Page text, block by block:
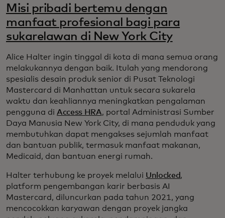
Misi pribadi bertemu dengan
manfaat profesional bagi para
sukarelawan di New York City
Alice Halter ingin tinggal di kota di mana semua orang
melakukannya dengan baik. Itulah yang mendorong
spesialis desain produk senior di Pusat Teknologi
Mastercard di Manhattan untuk secara sukarela
waktu dan keahliannya meningkatkan pengalaman
pengguna di Access HRA, portal Administrasi Sumber
Daya Manusia New York City, di mana penduduk yang
membutuhkan dapat mengakses sejumlah manfaat
dan bantuan publik, termasuk manfaat makanan,
Medicaid, dan bantuan energi rumah.
Halter terhubung ke proyek melalui Unlocked,
platform pengembangan karir berbasis AI
Mastercard, diluncurkan pada tahun 2021, yang
mencocokkan karyawan dengan proyek jangka